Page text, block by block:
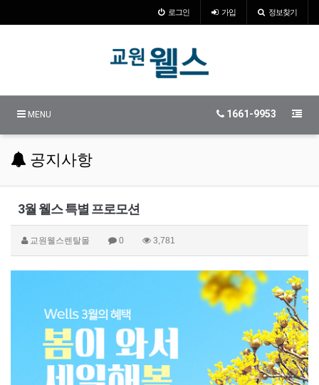
로그인 가입 정보찾기
MENU 1661-9953
공지사항
3월 웰스 특별 프로모션
교원웰스렌탈몰 0 3,781